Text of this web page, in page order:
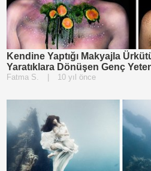
Kendine Yaptığı Makyajla
Yaratıklara Dönüşen Genç
Fatma S. 10 yıl önce